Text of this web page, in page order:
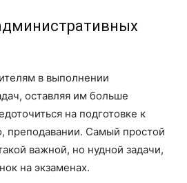
в выполнении
оставляя им больше
на подготовке к
преподавании. Самый простой
важной, но нудной задачи,
на экзаменах.